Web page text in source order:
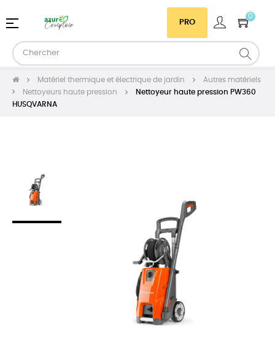
PRO
0
Basculer
navigation
☰
Matériel thermique et électrique de jardin
Autres matériels
Nettoyeurs haute pression
Nettoyeur haute pression PW360
HUSQVARNA